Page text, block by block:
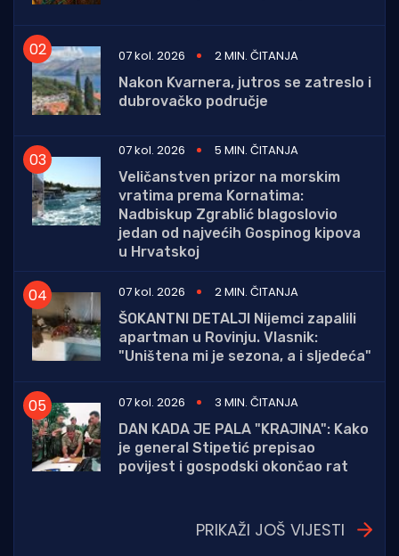
07 kol. 2026
2 MIN. ČITANJA
Nakon Kvarnera, jutros se zatreslo i
dubrovačko područje
07 kol. 2026
5 MIN. ČITANJA
Veličanstven prizor na morskim
vratima prema Kornatima:
Nadbiskup Zgrablić blagoslovio
jedan od najvećih Gospinog kipova
u Hrvatskoj
07 kol. 2026
2 MIN. ČITANJA
ŠOKANTNI DETALJI Nijemci zapalili
apartman u Rovinju. Vlasnik:
"Uništena mi je sezona, a i sljedeća"
07 kol. 2026
3 MIN. ČITANJA
DAN KADA JE PALA "KRAJINA": Kako
je general Stipetić prepisao
povijest i gospodski okončao rat
PRIKAŽI JOŠ VIJESTI